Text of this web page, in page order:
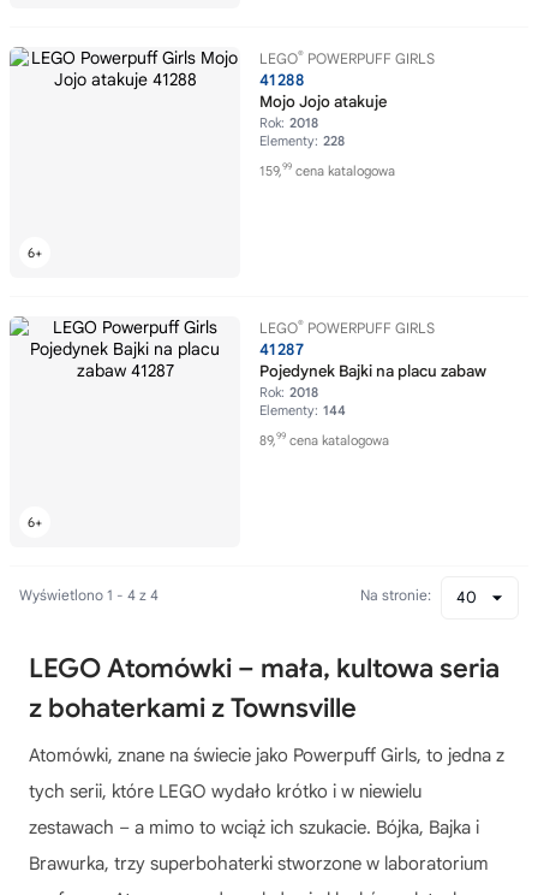
LEGO® POWERPUFF GIRLS
41288
Mojo Jojo atakuje
Rok: 2018
Elementy: 228
159,99 cena katalogowa
LEGO® POWERPUFF GIRLS
41287
Pojedynek Bajki na placu zabaw
Rok: 2018
Elementy: 144
89,99 cena katalogowa
Wyświetlono 1 - 4 z 4 40
Na stronie:
LEGO Atomówki – mała, kultowa seria
z bohaterkami z Townsville
Atomówki, znane na świecie jako Powerpuff Girls, to jedna z
tych serii, które LEGO wydało krótko i w niewielu
zestawach – a mimo to wciąż ich szukacie. Bójka, Bajka i
Brawurka, trzy superbohaterki stworzone w laboratorium